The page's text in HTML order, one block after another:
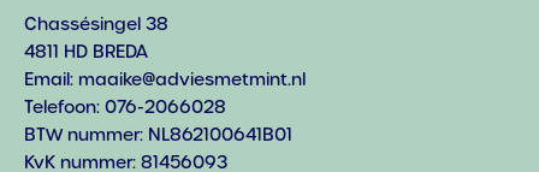
Chassésingel 38
4811 HD BREDA
Email: maaike@adviesmetmint.nl
Telefoon: 076-2066028
BTW nummer: NL862100641B01
KvK nummer: 81456093